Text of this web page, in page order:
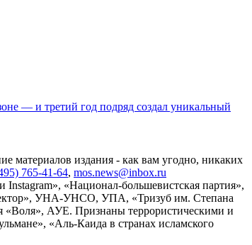
— и третий год подряд создал уникальный
материалов издания - как вам угодно, никаких
765-41-64, mos.news@inbox.ru
«Национал-большевистская партия»,
УНА-УНСО, УПА, «Тризуб им. Степана
«Воля», АУЕ. Признаны террористическими и
«Аль-Каида в странах исламского